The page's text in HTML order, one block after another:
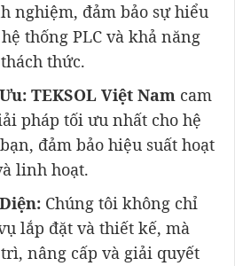
nghiệm, đảm bảo sự hiểu
thống PLC và khả năng
thức.
TEKSOL Việt Nam cam
pháp tối ưu nhất cho hệ
đảm bảo hiệu suất hoạt
linh hoạt.
Chúng tôi không chỉ
lắp đặt và thiết kế, mà
nâng cấp và giải quyết